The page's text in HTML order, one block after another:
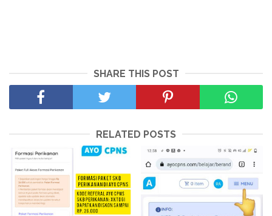
SHARE THIS POST
RELATED POSTS